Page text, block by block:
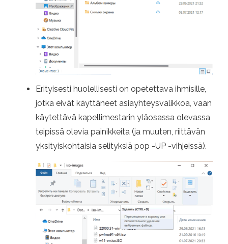
Erityisesti huolellisesti on opetettava ihmisille,
jotka eivät käyttäneet asiayhteysvalikkoa, vaan
käytettävä kapellimestarin yläosassa olevassa
teipissä olevia painikkeita (ja muuten, riittävän
yksityiskohtaisia ​​selityksiä pop -UP -vihjeissä).